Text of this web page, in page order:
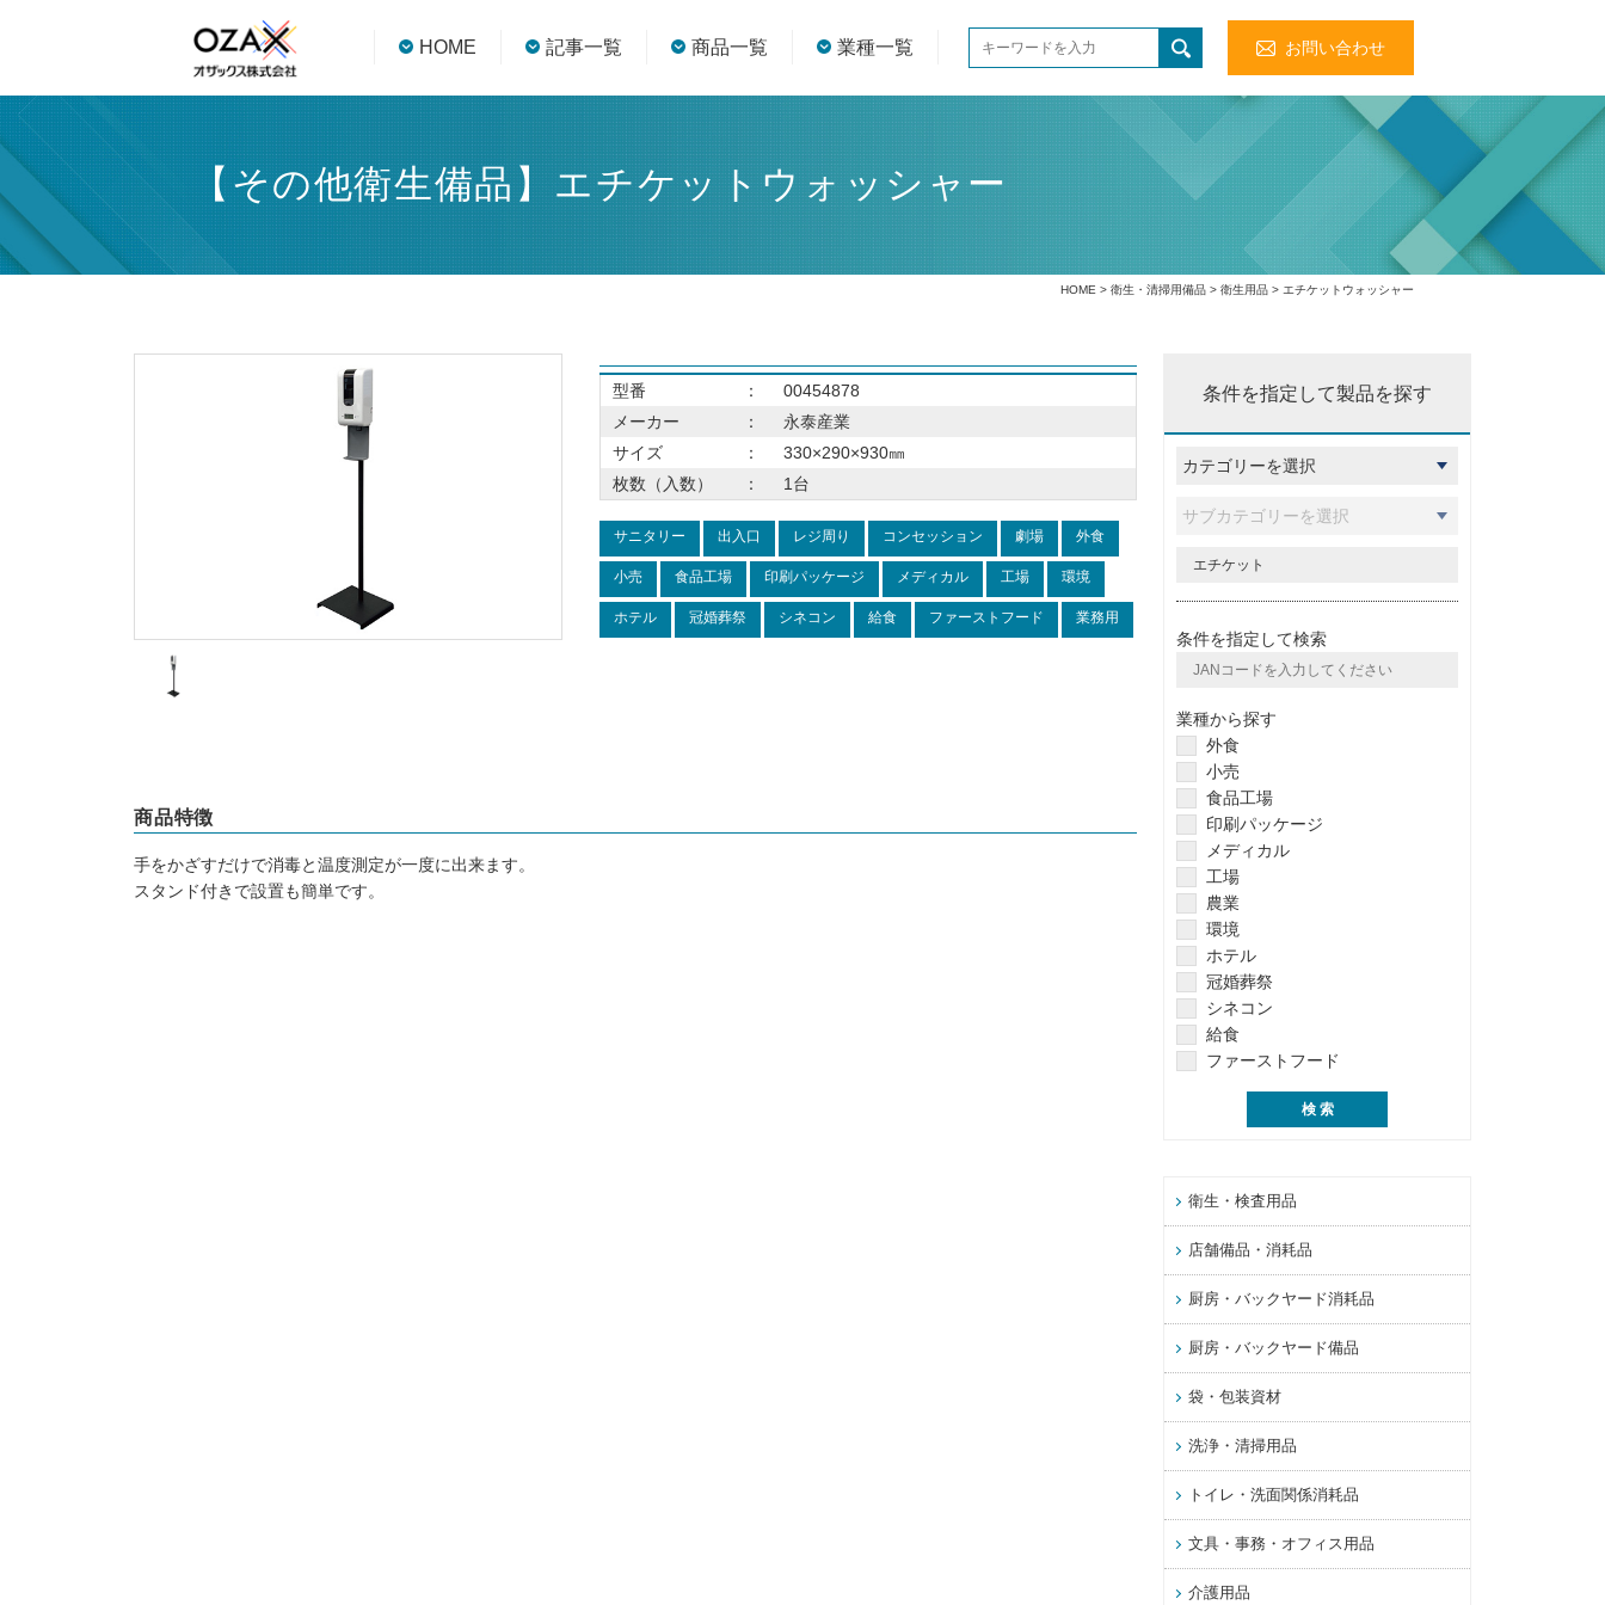
HOME 記事一覧 商品一覧 業種一覧 お問い合わせ
【その他衛生備品】エチケットウォッシャー
HOME > 衛生・清掃用備品 > 衛生用品 > エチケットウォッシャー
型番 ：
00454878
メーカー
：
永泰産業
サイズ
：
330×290×930㎜
枚数（入数）
： 1台
サニタリー 出入口 レジ周り コンセッション 劇場 外食
小売 食品工場 印刷パッケージ メディカル 工場 環境
ホテル 冠婚葬祭 シネコン 給食 ファーストフード 業務用
商品特徴
手をかざすだけで消毒と温度測定が一度に出来ます。
スタンド付きで設置も簡単です。
条件を指定して製品を探す
条件を指定して検索
業種から探す
外食
小売
食品工場
印刷パッケージ
メディカル
工場
農業
環境
ホテル
冠婚葬祭
シネコン
給食
ファーストフード
衛生・検査用品
店舗備品・消耗品
厨房・バックヤード消耗品
厨房・バックヤード備品
袋・包装資材
洗浄・清掃用品
トイレ・洗面関係消耗品
文具・事務・オフィス用品
介護用品